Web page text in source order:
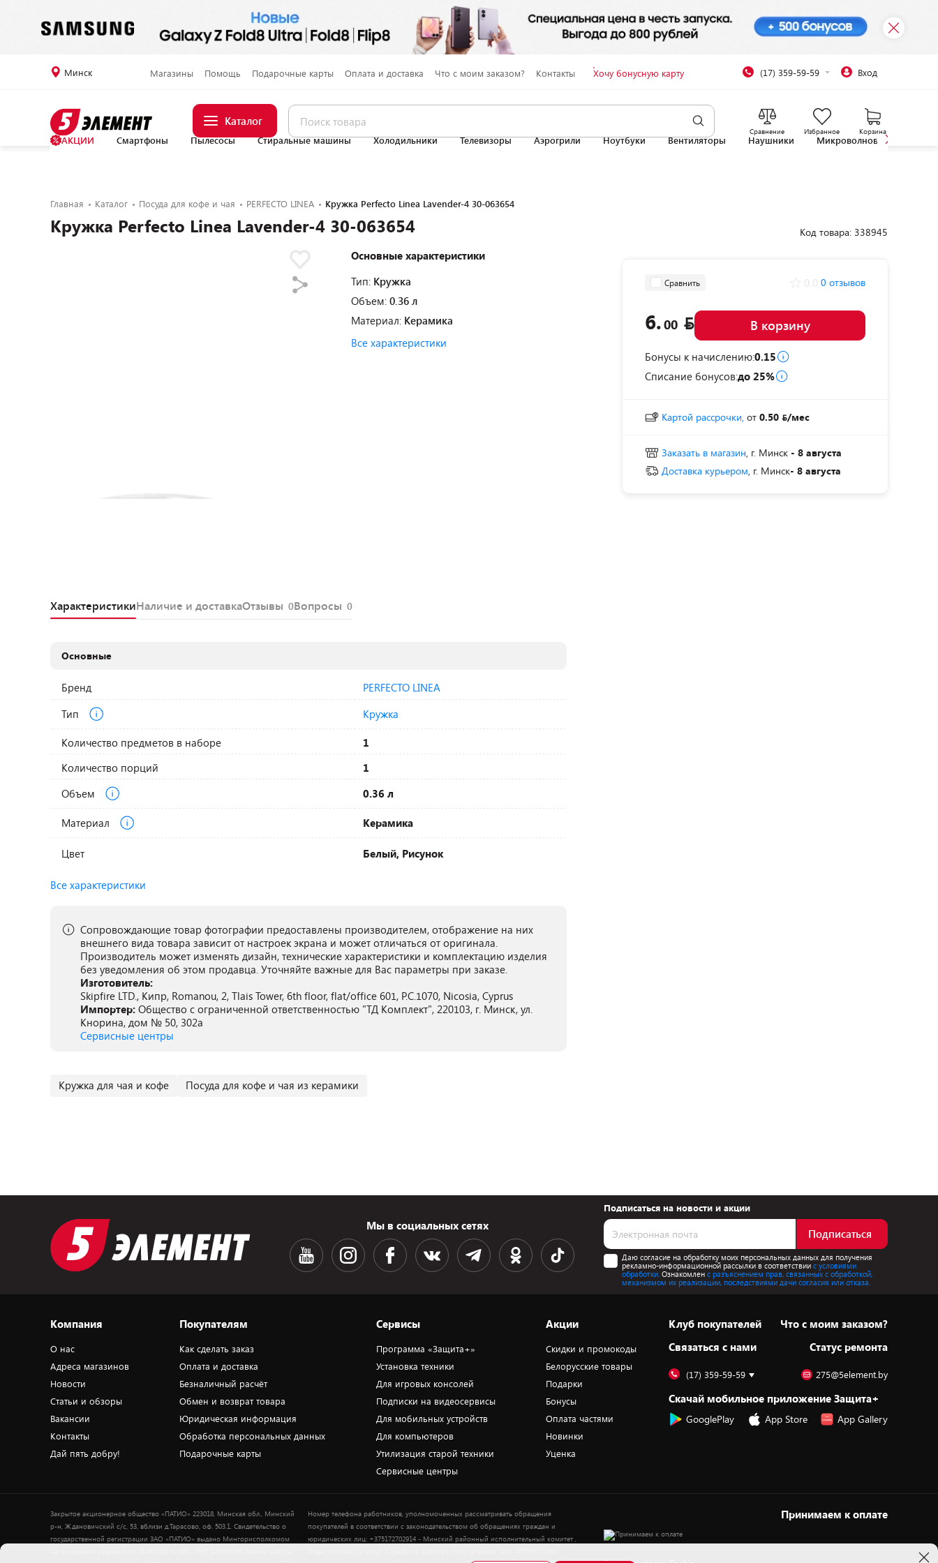
Минск Магазины Помощь Подарочные карты Оплата и доставка Что с моим заказом? Контакты Хочу бонусную карту (17) 359-59-59 Вход
Каталог
Сравнение Избранное Корзина
АКЦИИ Смартфоны Пылесосы Стиральные машины Холодильники Телевизоры Аэрогрили Ноутбуки Вентиляторы Наушники Микроволновые печи
Главная Каталог Посуда для кофе и чая PERFECTO LINEA Кружка Perfecto Linea Lavender-4 30-063654
Кружка Perfecto Linea Lavender-4 30-063654
Основные характеристики
Тип: Кружка
Объем: 0.36 л
Материал: Керамика
Все характеристики
Код товара: 338945
Сравнить 0 отзывов
6.00 В корзину
Бонусы к начислению:0.15
Списание бонусов:до 25%
Картой рассрочки, от 0.50 /мес
Заказать в магазин, г. Минск - 8 августа
Доставка курьером, г. Минск- 8 августа
ХарактеристикиНаличие и доставкаОтзывы 0Вопросы 0
Основные
Бренд
PERFECTO LINEA
Тип
Кружка
Количество предметов в наборе
1
Количество порций
1
Объем
0.36 л
Материал Керамика
Цвет Белый, Рисунок
Все характеристики
Сопровождающие товар фотографии предоставлены производителем, отображение на них
внешнего вида товара зависит от настроек экрана и может отличаться от оригинала.
Производитель может изменять дизайн, технические характеристики и комплектацию изделия
без уведомления об этом продавца. Уточняйте важные для Вас параметры при заказе.
Изготовитель:
Skipfire LTD., Кипр, Romanou, 2, Tlais Tower, 6th floor, flat/office 601, P.C.1070, Nicosia, Cyprus
Импортер: Общество с ограниченной ответственностью "ТД Комплект", 220103, г. Минск, ул.
Кнорина, дом № 50, 302а
Сервисные центры
Кружка для чая и кофе Посуда для кофе и чая из керамики
Мы в социальных сетях
Подписаться на новости и акции
Подписаться
Даю согласие на обработку моих персональных данных для получения
рекламно-информационной рассылки в соответствиис условиями
обработки. Ознакомлен с разъяснением прав, связанных с обработкой,
механизмом их реализации, последствиями дачи согласия или отказа.
Компания
О нас
Адреса магазинов
Новости
Статьи и обзоры
Вакансии
Контакты
Дай пять добру!
Покупателям
Как сделать заказ
Оплата и доставка
Безналичный расчёт
Обмен и возврат товара
Юридическая информация
Обработка персональных данных
Подарочные карты
Сервисы
Программа «Защита+»
Установка техники
Для игровых консолей
Подписки на видеосервисы
Для мобильных устройств
Для компьютеров
Утилизация старой техники
Сервисные центры
Акции
Скидки и промокоды
Белорусские товары
Подарки
Бонусы
Оплата частями
Новинки
Уценка
Клуб покупателей
Cвязаться с нами
Что с моим заказом?
Статус ремонта
(17) 359-59-59 275@5element.by
Скачай мобильное приложение Защита+
GooglePlay App Store App Gallery
Закрытое акционерное общество «ПАТИО» 223018, Минская обл., Минский
р-н, Ждановичский с/с, 53, вблизи д.Тарасово, оф. 503.1. Свидетельство о
государственной регистрации ЗАО «ПАТИО» выдано Мингорисполкомом
Номер телефона работников, уполномоченных рассматривать обращения
покупателей в соответствии с законодательством об обращениях граждан и
юридических лиц: +375172702914 - Минский районный исполнительный комитет ,
Принимаем к оплате